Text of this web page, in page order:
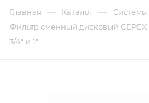
Главная — Каталог —
Фильтр сменный дисковый
3/4" и 1"